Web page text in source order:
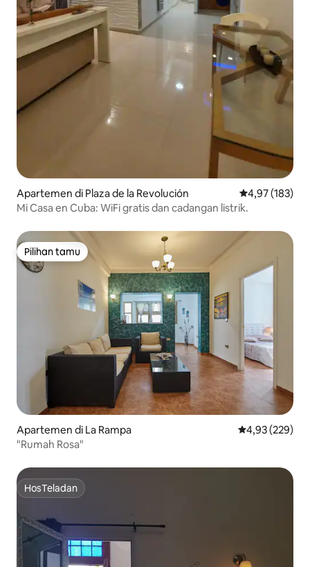
Apartemen di Plaza de la Revolución Nilai rata-rata
4,97 (183)
Mi Casa en Cuba: WiFi gratis dan cadangan listrik.
Pilihan tamu
Pilihan tamu
Apartemen di La Rampa Nilai rata-rata
4,93 (229)
"Rumah Rosa"
HosTeladan
HosTeladan